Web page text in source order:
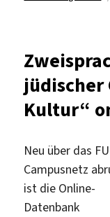
jüdischer
Kultur“
Neu über das
Campusnetz
ist die Online-
Datenbank